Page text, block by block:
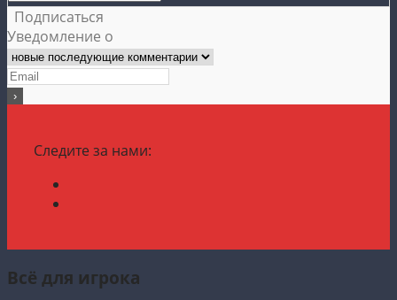
Подписаться
Уведомление о
Следите за нами:
Всё для игрока